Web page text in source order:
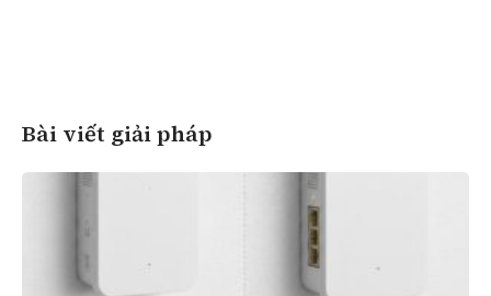
Bài viết giải pháp